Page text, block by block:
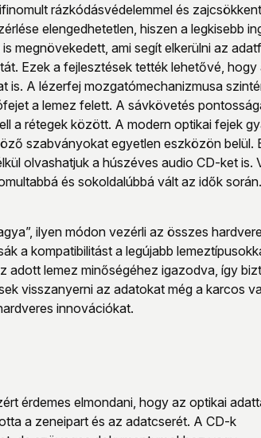
rázkódásvédelemmel és
elengedhetetlen, hiszen a legkisebb
megnövekedett, ami segít elkerülni az
Ezek a fejlesztések tették lehetővé, hogy
is. A lézerfej mozgatómechanizmusa
a lemez felett. A sávkövetés
a rétegek között. A modern optikai fejek
szabványokat egyetlen eszközön belül.
olvashatjuk a húszéves audio CD-ket is.
és sokoldalúbbá vált az idők során.
ilyen módon vezérli az összes
a kompatibilitást a legújabb
adott lemez minőségéhez igazodva, így
visszanyerni az adatokat még a karcos
innovációkat.
érdemes elmondani, hogy az optikai
a zeneipart és az adatcserét. A CD-k